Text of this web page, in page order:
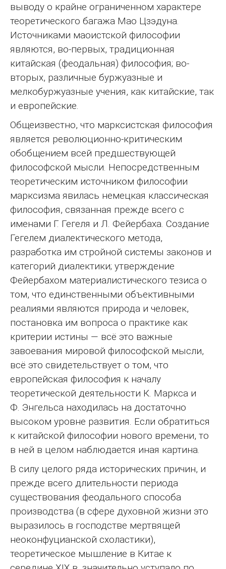
выводу о крайне ограниченном характере
теоретического багажа Мао Цзэдуна.
Источниками маоистской философии
являются, во-первых, традиционная
китайская (феодальная) философия; во-
вторых, различные буржуазные и
мелкобуржуазные учения, как китайские, так
и европейские.
Общеизвестно, что марксистская философия
является революционно-критическим
обобщением всей предшествующей
философской мысли. Непосредственным
теоретическим источником философии
марксизма явилась немецкая классическая
философия, связанная прежде всего с
именами Г. Гегеля и Л. Фейербаха. Создание
Гегелем диалектического метода,
разработка им стройной системы законов и
категорий диалектики; утверждение
Фейербахом материалистического тезиса о
том, что единственными объективными
реалиями являются природа и человек,
постановка им вопроса о практике как
критерии истины — всё это важные
завоевания мировой философской мысли,
всё это свидетельствует о том, что
европейская философия к началу
теоретической деятельности К. Маркса и
Ф. Энгельса находилась на достаточно
высоком уровне развития. Если обратиться
к китайской философии нового времени, то
в ней в целом наблюдается иная картина.
В силу целого ряда исторических причин, и
прежде всего длительности периода
существования феодального способа
производства (в сфере духовной жизни это
выразилось в господстве мертвящей
неоконфуцианской схоластики),
теоретическое мышление в Китае к